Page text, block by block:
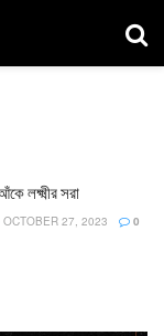
লক্ষ্মীর সরা
OCTOBER 27, 2023 0